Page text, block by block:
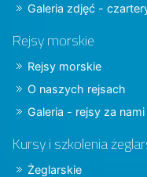
Galeria zdjęć -
Rejsy morskie
Rejsy morskie
O naszych rejsach
Galeria - rejsy za nami
Kursy i szkolenia
Żeglarskie